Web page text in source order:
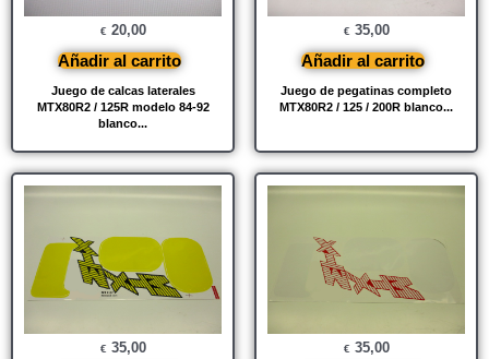
Juego de calcas laterales
MTX80R2 / 125R modelo 84-92
blanco...
€ 20,00
Añadir al carrito
Juego de pegatinas completo
MTX80R2 / 125 / 200R blanco...
€ 35,00
Añadir al carrito
€ 35,00 € 35,00